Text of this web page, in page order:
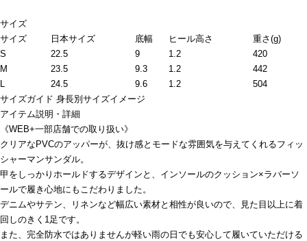
サイズ
サイズ
日本サイズ 底幅 ヒール高さ
重さ(g)
S
22.5 9 1.2
420
M
23.5 9.3 1.2
442
L
24.5 9.6 1.2
504
サイズガイド 身長別サイズイメージ
アイテム説明・詳細
《WEB+一部店舗での取り扱い》
クリアなPVCのアッパーが、抜け感とモードな雰囲気を与えてくれるフィッ
シャーマンサンダル。
甲をしっかりホールドするデザインと、インソールのクッション×ラバーソ
ールで履き心地にもこだわりました。
デニムやサテン、リネンなど幅広い素材と相性が良いので、見た目以上に着
回しのきく1足です。
また、完全防水ではありませんが軽い雨の日でも安心して履いていただける